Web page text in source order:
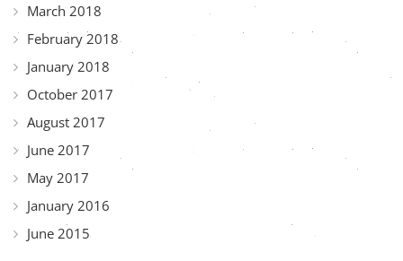
March 2018
February 2018
January 2018
October 2017
August 2017
June 2017
May 2017
January 2016
June 2015